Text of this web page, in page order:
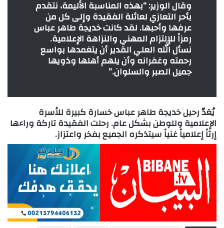
وقال الوزير: “بهذه المناسبة الأليمة، نتقدم
بأحر التعازي لعائلة الفقيدة وإلى كل من
عرفها وأحبها. لقد كانت خديجة طاهر عباس
رمزاً للإلتزام المهني والنزاهة الإعلامية.
نسأل الله العلي القدير أن يتغمدها بواسع
رحمته وغفرانه وأن يلهم أهلها وذويها
جميل الصبر والسلوان.”
يُعَدّ رحيل خديجة طاهر عباس خسارة كبيرة للأسرة
الإعلامية وللوطن بشكل عام. رحلت الفقيدة تاركة وراءها
إرثاً إعلامياً غنياً سيتذكره الجميع بفخر واعتزاز.